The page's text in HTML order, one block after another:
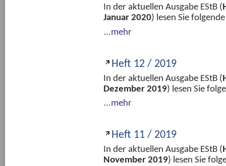
In der aktuellen Ausgabe EStB (
Januar 2020) lesen Sie
...mehr
Heft 12 / 2019
In der aktuellen Ausgabe EStB (
Dezember 2019) lesen Sie
...mehr
Heft 11 / 2019
In der aktuellen Ausgabe EStB (
November 2019) lesen Sie